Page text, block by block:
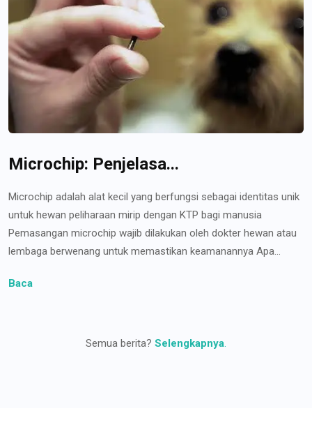
Microchip: Penjelasa...
Microchip adalah alat kecil yang berfungsi sebagai identitas unik
untuk hewan peliharaan mirip dengan KTP bagi manusia
Pemasangan microchip wajib dilakukan oleh dokter hewan atau
lembaga berwenang untuk memastikan keamanannya Apa...
Baca
Semua berita? Selengkapnya